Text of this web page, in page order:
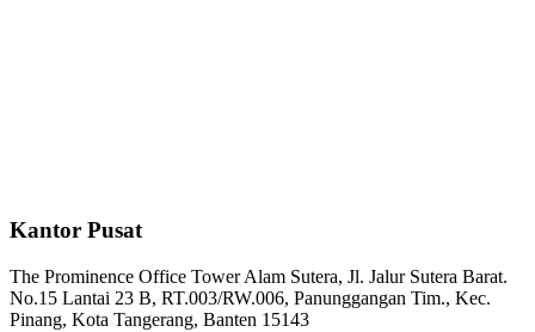
Kantor Pusat
The Prominence Office Tower Alam Sutera, Jl. Jalur Sutera Barat.
No.15 Lantai 23 B, RT.003/RW.006, Panunggangan Tim., Kec.
Pinang, Kota Tangerang, Banten 15143